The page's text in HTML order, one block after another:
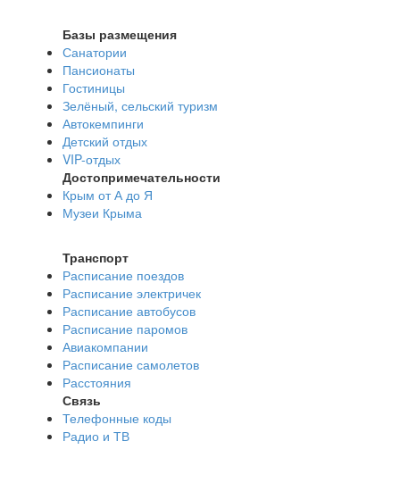
Базы размещения
Санатории
Пансионаты
Гостиницы
Зелёный, сельский туризм
Автокемпинги
Детский отдых
VIP-отдых
Достопримечательности
Крым от А до Я
Музеи Крыма
Транспорт
Расписание поездов
Расписание электричек
Расписание автобусов
Расписание паромов
Авиакомпании
Расписание самолетов
Расстояния
Связь
Телефонные коды
Радио и ТВ